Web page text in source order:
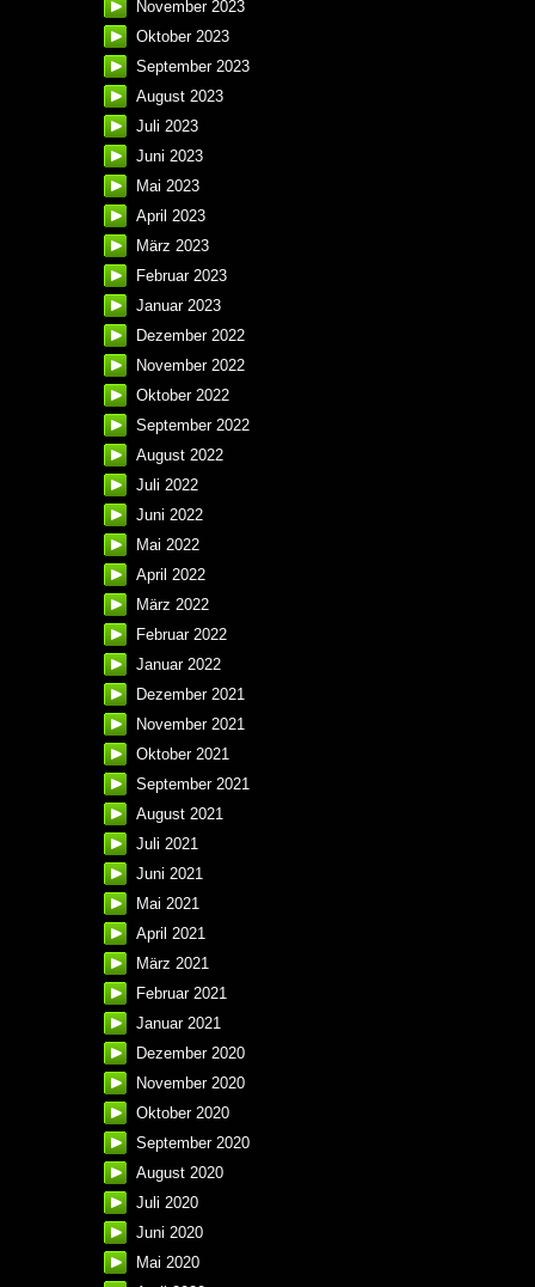
November 2023
Oktober 2023
September 2023
August 2023
Juli 2023
Juni 2023
Mai 2023
April 2023
März 2023
Februar 2023
Januar 2023
Dezember 2022
November 2022
Oktober 2022
September 2022
August 2022
Juli 2022
Juni 2022
Mai 2022
April 2022
März 2022
Februar 2022
Januar 2022
Dezember 2021
November 2021
Oktober 2021
September 2021
August 2021
Juli 2021
Juni 2021
Mai 2021
April 2021
März 2021
Februar 2021
Januar 2021
Dezember 2020
November 2020
Oktober 2020
September 2020
August 2020
Juli 2020
Juni 2020
Mai 2020